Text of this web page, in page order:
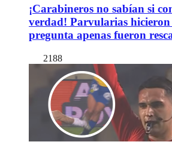
¡Carabineros no sabían si
verdad! Parvularias
pregunta apenas fueron
2188